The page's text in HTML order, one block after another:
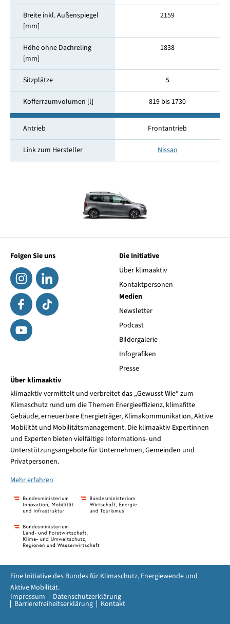
Breite inkl. Außenspiegel
[mm]
2159
Höhe ohne Dachreling
[mm]
1838
Sitzplätze 5
Kofferraumvolumen [l] 819 bis 1730
Antrieb Frontantrieb
Link zum Hersteller Nissan
Folgen Sie uns
Die Initiative
Über klimaaktiv
Kontaktpersonen
Medien
Newsletter
Podcast
Bildergalerie
Infografiken
Presse
Über klimaaktiv
klimaaktiv vermittelt und verbreitet das „Gewusst Wie“ zum
Klimaschutz rund um die Themen Energieeffizienz, klimafitte
Gebäude, erneuerbare Energieträger, Klimakommunikation, Aktive
Mobilität und Mobilitätsmanagement. Die klimaaktiv Expertinnen
und Experten bieten vielfältige Informations- und
Unterstützungsangebote für Unternehmen, Gemeinden und
Privatpersonen.
Mehr erfahren
Impressum Datenschutzerklärung
Barrierefreiheitserklärung Kontakt
Eine Initiative des Bundes für Klimaschutz, Energiewende und
Aktive Mobilität.